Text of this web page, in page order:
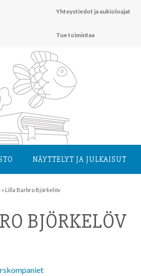
Yhteystiedot ja aukioloajat
Tue toimintaa
NÄYTTELYT JA JULKAISUT
» Lilla Barbro Björkelöv
BJÖRKELÖV